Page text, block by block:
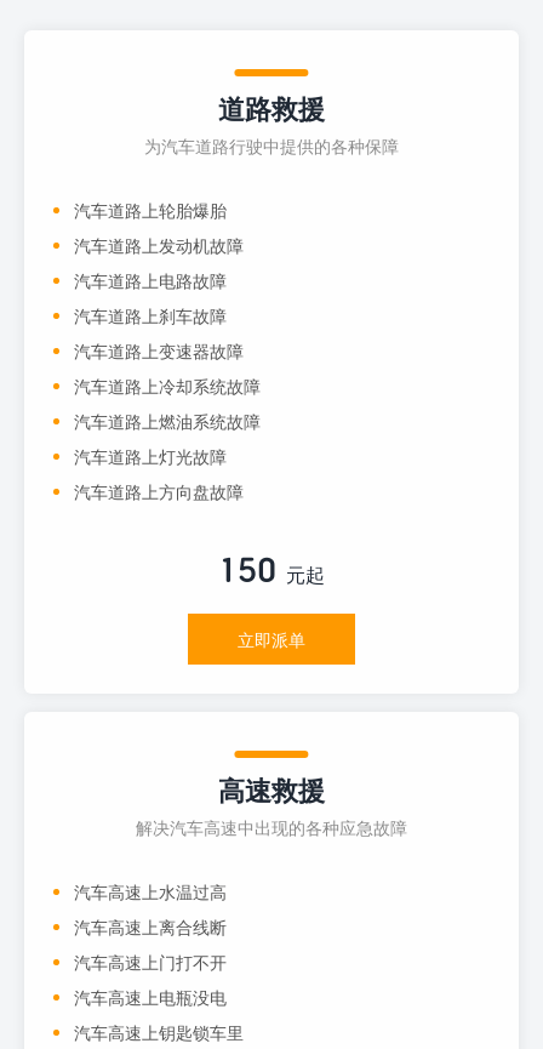
道路救援
为汽车道路行驶中提供的各种保障
汽车道路上轮胎爆胎
汽车道路上发动机故障
汽车道路上电路故障
汽车道路上刹车故障
汽车道路上变速器故障
汽车道路上冷却系统故障
汽车道路上燃油系统故障
汽车道路上灯光故障
汽车道路上方向盘故障
150 元起
立即派单
高速救援
解决汽车高速中出现的各种应急故障
汽车高速上水温过高
汽车高速上离合线断
汽车高速上门打不开
汽车高速上电瓶没电
汽车高速上钥匙锁车里